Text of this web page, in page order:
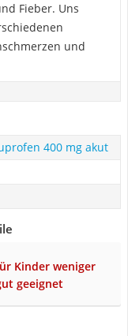
Fieber. Uns
und
400 mg akut
Kinder weniger
geeignet